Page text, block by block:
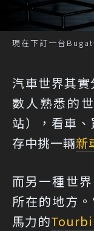
現在下訂一台
汽車世界其
數人熟悉的
站），看車
存中挑一輛新
而另一種世
所在的地方
馬力的